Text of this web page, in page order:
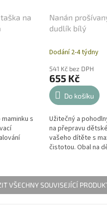
na
s
Nanán
dudlík bílý
Dodání 2-4 týdny
541 Kč bez DPH
655 Kč
Do košíku
Užitečný a
na přepravu
vašeho dítěte s
čistotou. Obal na
VŠECHNY SOUVISEJÍCÍ